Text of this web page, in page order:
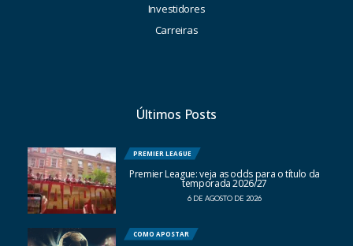
Investidores
Carreiras
Últimos Posts
PREMIER LEAGUE
Premier League: veja as odds para o título da
temporada 2026/27
6 DE AGOSTO DE 2026
COMO APOSTAR